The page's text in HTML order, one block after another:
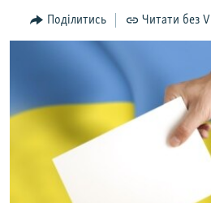
ВСЕ ЗА ДЕНЬ
СПЕЦПРОЕКТИ
ВІДЕОУРОКИ «ELIFBE»
СВІДЧЕННЯ ОКУПАЦІЇ
УКРАЇНСЬКА ПРОБЛЕМА КРИМУ
ІНФОГРАФІКА
ЯК ОБІЙТИ БЛОКУВАННЯ
Русский
Qırımtatar
ДОЛУЧАЙСЯ!
Поділитись Читати без